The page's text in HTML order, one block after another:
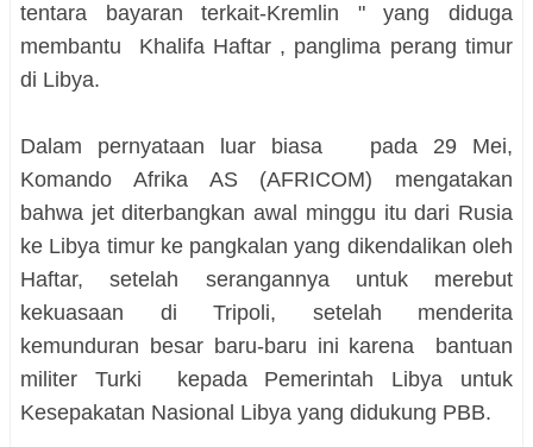
tentara bayaran terkait-Kremlin " yang diduga
membantu Khalifa Haftar , panglima perang timur
di Libya.
Dalam pernyataan luar biasa pada 29 Mei,
Komando Afrika AS (AFRICOM) mengatakan
bahwa jet diterbangkan awal minggu itu dari Rusia
ke Libya timur ke pangkalan yang dikendalikan oleh
Haftar, setelah serangannya untuk merebut
kekuasaan di Tripoli, setelah menderita
kemunduran besar baru-baru ini karena bantuan
militer Turki kepada Pemerintah Libya untuk
Kesepakatan Nasional Libya yang didukung PBB.